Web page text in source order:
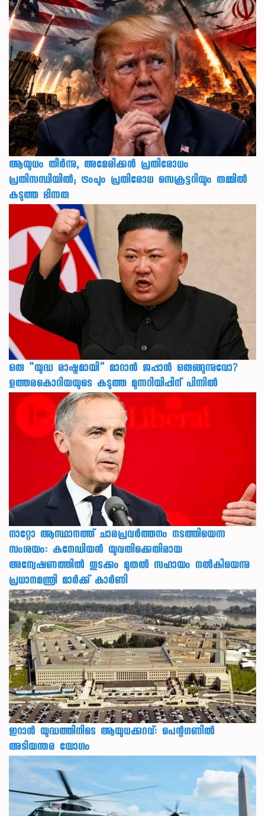
ആയുധം തീർന്നു, അമേരിക്കൻ പ്രതിരോധം
പ്രതിസന്ധിയിൽ; ട്രംപും പ്രതിരോധ സെക്രട്ടറിയും തമ്മിൽ
കടുത്ത ഭിന്നത
ഒരു “യുദ്ധ രാഷ്ട്രമായി” മാറാൻ ജപ്പാൻ ഒരുങ്ങുന്നുവോ?
ഉത്തരകൊറിയയുടെ കടുത്ത മുന്നറിയിപ്പിന് പിന്നിൽ
നാറ്റോ ആസ്ഥാനത്ത് ചാരപ്രവര്‍ത്തനം നടത്തിയെന്ന
സംശയം: കനേഡിയന്‍ യുവതിക്കെതിരായ
അന്വേഷണത്തില്‍ തുടക്കം മുതല്‍ സഹായം നല്‍കിയെന്നു
പ്രധാനമന്ത്രി മാര്‍ക്ക് കാര്‍ണി
ഇറാന്‍ യുദ്ധത്തിനിടെ ആയുധക്കുറവ്: പെന്റഗണില്‍
അടിയന്തര യോഗം